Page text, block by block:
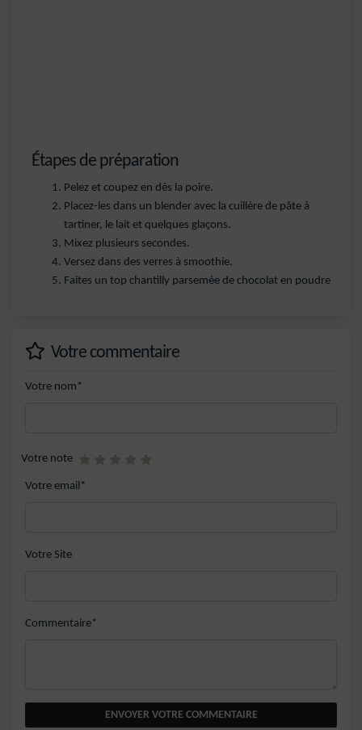
Étapes de préparation
Pelez et coupez en dés la poire.
Placez-les dans un blender avec la cuillère de pâte à
tartiner, le lait et quelques glaçons.
Mixez plusieurs secondes.
Versez dans des verres à smoothie.
Faites un top chantilly parsemée de chocolat en poudre
Votre commentaire
Votre nom*
Votre note
Votre email*
Votre Site
Commentaire*
ENVOYER VOTRE COMMENTAIRE